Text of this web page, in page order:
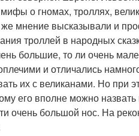
о гномах, троллях,
мнение высказывали и
троллей в народных
большие, то ли очень
и отличались
их с великанами. Но при
его вполне можно
очень большой нос. На